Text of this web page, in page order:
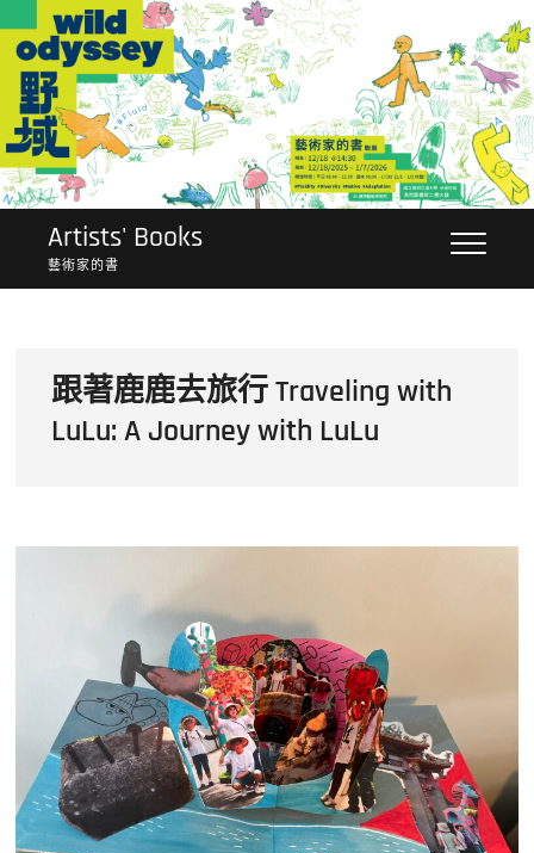
content
Artists' Books
藝術家的書
跟著鹿鹿去旅行 Traveling with
LuLu: A Journey with LuLu